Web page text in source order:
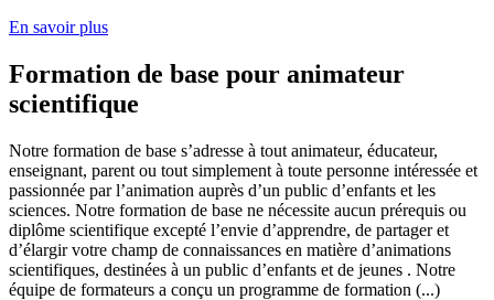
En savoir plus
Formation de base pour animateur
scientifique
Notre formation de base s’adresse à tout animateur, éducateur,
enseignant, parent ou tout simplement à toute personne intéressée et
passionnée par l’animation auprès d’un public d’enfants et les
sciences. Notre formation de base ne nécessite aucun prérequis ou
diplôme scientifique excepté l’envie d’apprendre, de partager et
d’élargir votre champ de connaissances en matière d’animations
scientifiques, destinées à un public d’enfants et de jeunes . Notre
équipe de formateurs a conçu un programme de formation (...)